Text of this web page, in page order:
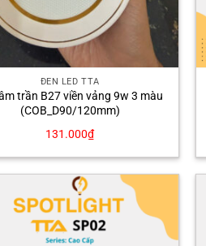
ĐÈN LED TTA
trần B27 viền vảng 9w 3 màu
(COB_D90/120mm)
131.000₫